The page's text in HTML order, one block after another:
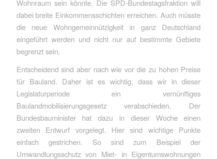
Wohnraum sein könnte. Die SPD-Bundestagsfraktion will
dabei breite Einkommensschichten erreichen. Auch müsste
die neue Wohngemeinnützigkeit in ganz Deutschland
eingeführt werden und nicht nur auf bestimmte Gebiete
begrenzt sein.
Entscheidend sind aber nach wie vor die zu hohen Preise
für Bauland. Daher ist es wichtig, dass wir in dieser
Legislaturperiode ein vernünftiges
Baulandmobilisierungsgesetz verabschieden. Der
Bundesbauminister hat dazu in dieser Woche einen
zweiten Entwurf vorgelegt. Hier sind wichtige Punkte
einfach gestrichen. So sind zum Beispiel der
Umwandlungsschutz von Miet- in Eigentumswohnungen